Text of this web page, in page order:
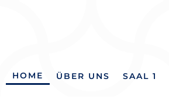
HOME ÜBER UNS SAAL 1